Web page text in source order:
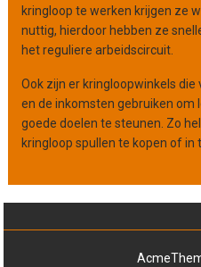
kringloop te werken krijgen ze
nuttig, hierdoor hebben ze
het reguliere arbeidscircuit.
Ook zijn er kringloopwinkels
en de inkomsten gebruiken om
goede doelen te steunen. Zo
kringloop spullen te kopen of in